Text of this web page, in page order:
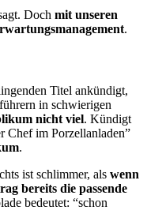
Doch mit unseren
.
Titel ankündigt,
in schwierigen
nicht viel. Kündigt
Chef im Porzellanladen”
.
ist schlimmer, als wenn
bereits die passende
bedeutet: “schon